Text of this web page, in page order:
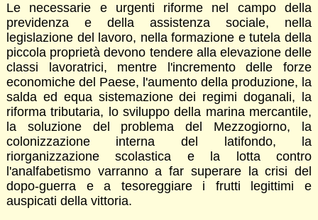
Le necessarie e urgenti riforme nel campo della
previdenza e della assistenza sociale, nella
legislazione del lavoro, nella formazione e tutela della
piccola proprietà devono tendere alla elevazione delle
classi lavoratrici, mentre l'incremento delle forze
economiche del Paese, l'aumento della produzione, la
salda ed equa sistemazione dei regimi doganali, la
riforma tributaria, lo sviluppo della marina mercantile,
la soluzione del problema del Mezzogiorno, la
colonizzazione interna del latifondo, la
riorganizzazione scolastica e la lotta contro
l'analfabetismo varranno a far superare la crisi del
dopo-guerra e a tesoreggiare i frutti legittimi e
auspicati della vittoria.